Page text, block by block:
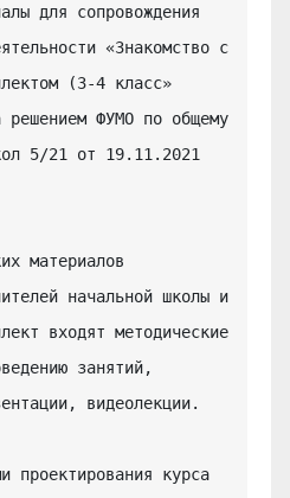
для сопровождения
«Знакомство с
(3-4 класс»
решением ФУМО по общему
5/21 от 19.11.2021
материалов
начальной школы и
входят методические
занятий,
видеолекции.
проектирования курса